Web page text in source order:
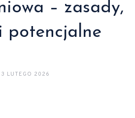
– zasady,
potencjalne
3 LUTEGO 2026